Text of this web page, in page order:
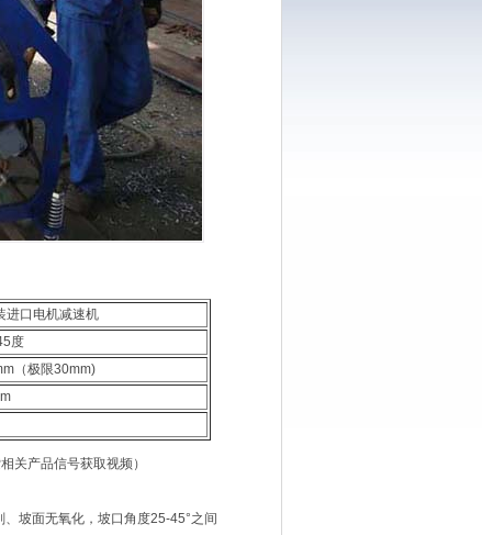
进口电机减速机
度
（极限30mm)
关产品信号获取视频）
坡面无氧化，坡口角度25-45°之间